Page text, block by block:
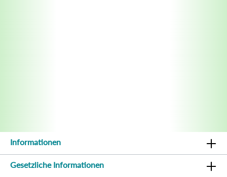
Informationen
Gesetzliche Informationen